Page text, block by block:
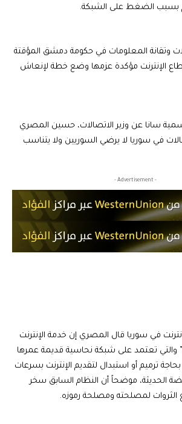
بسبب الضغط على الشبكة.
وتقانة المعلومات في حكومة دمشق المؤقتة
الإنترنت مؤكدة عزمها وضع خطة لإنعاش
سانا عن وزير الاتصالات، حسين المصري
في سوريا لا يرضي السوريين ولا يتناسب
- Advertisement -
في سوريا قال المصري إن خدمة الإنترنت
تقدم عبر تقنية “ADSL” والتي تعتمد على شبكة نحاسية قديمة عمرها
وهي بحاجة ترميم أو استبدال لتقديم الإنترنت بسرعات
الحديثة، موضحاً أن النظام السابق سخر
الثروات لمصلحته ومصلحة رموزه.